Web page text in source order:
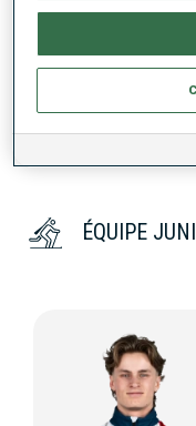
ÉQUIPE